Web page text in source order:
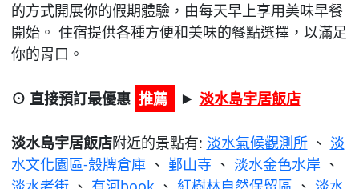
的方式開展你的假期體驗，由每天早上享用美味早餐
開始。 住宿提供各種方便和美味的餐點選擇，以滿足
你的胃口。
⊙ 直接預訂最優惠 推薦 ► 淡水島宇居飯店
淡水島宇居飯店附近的景點有: 淡水氣候觀測所、 淡
水文化園區-殼牌倉庫、 鄞山寺 、 淡水金色水岸 、